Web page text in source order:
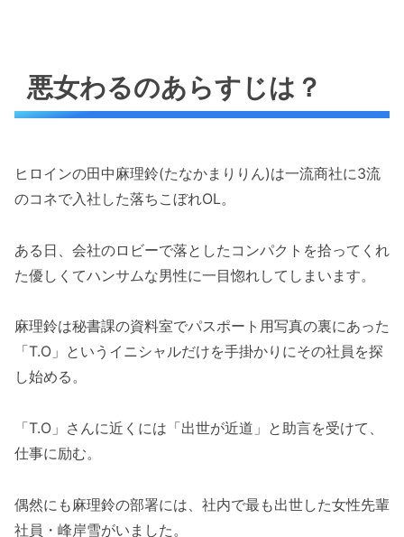
悪女わるのあらすじは？
ヒロインの田中麻理鈴(たなかまりりん)は一流商社に3流
のコネで入社した落ちこぼれOL。
ある日、会社のロビーで落としたコンパクトを拾ってくれ
た優しくてハンサムな男性に一目惚れしてしまいます。
麻理鈴は秘書課の資料室でパスポート用写真の裏にあった
「T.O」というイニシャルだけを手掛かりにその社員を探
し始める。
「T.O」さんに近くには「出世が近道」と助言を受けて、
仕事に励む。
偶然にも麻理鈴の部署には、社内で最も出世した女性先輩
社員・峰岸雪がいました。